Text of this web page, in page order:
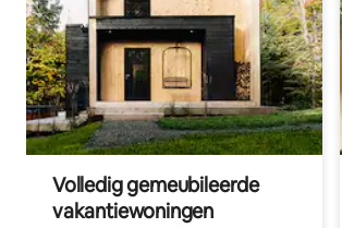
Volledig gemeubileerde
vakantiewoningen